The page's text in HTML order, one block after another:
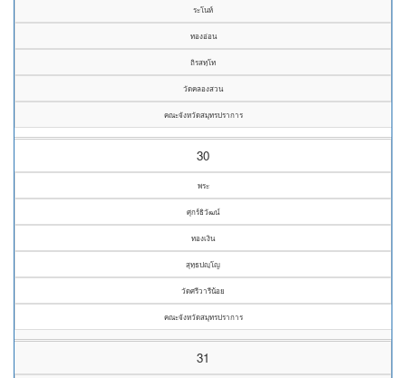
ระโนห์
ทองอ่อน
ถิรสทฺโท
วัดคลองสวน
คณะจังหวัดสมุทรปราการ
30
พระ
ศุกร์ธิวัฒน์
ทองเงิน
สุทฺธปญฺโญ
วัดศรีวารีน้อย
คณะจังหวัดสมุทรปราการ
31